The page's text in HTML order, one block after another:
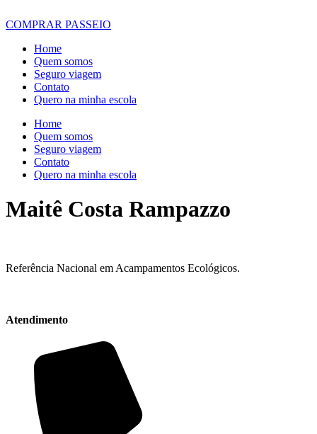
COMPRAR PASSEIO
Home
Quem somos
Seguro viagem
Contato
Quero na minha escola
Home
Quem somos
Seguro viagem
Contato
Quero na minha escola
Maitê Costa Rampazzo
Referência Nacional em Acampamentos Ecológicos.
Atendimento